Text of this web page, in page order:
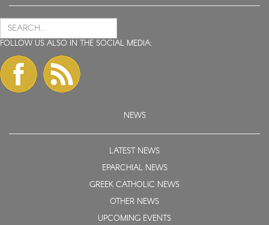
FOLLOW US ALSO IN THE SOCIAL MEDIA:
NEWS
LATEST NEWS
EPARCHIAL NEWS
GREEK CATHOLIC NEWS
OTHER NEWS
UPCOMING EVENTS